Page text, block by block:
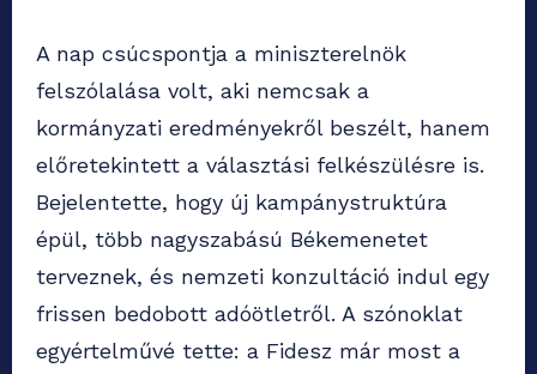
A nap csúcspontja a miniszterelnök
felszólalása volt, aki nemcsak a
kormányzati eredményekről beszélt, hanem
előretekintett a választási felkészülésre is.
Bejelentette, hogy új kampánystruktúra
épül, több nagyszabású Békemenetet
terveznek, és nemzeti konzultáció indul egy
frissen bedobott adóötletről. A szónoklat
egyértelművé tette: a Fidesz már most a